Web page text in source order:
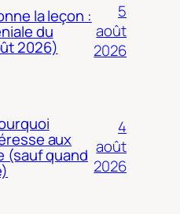
la leçon :
du
2026)
5
août
2026
aux
(sauf quand
4
août
2026